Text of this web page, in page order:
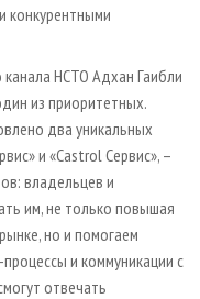
конкурентными
НСТО Адхан Гаибли
из приоритетных.
два уникальных
и «Castrol Сервис», –
владельцев и
им, не только повышая
но и помогаем
и коммуникации с
отвечать